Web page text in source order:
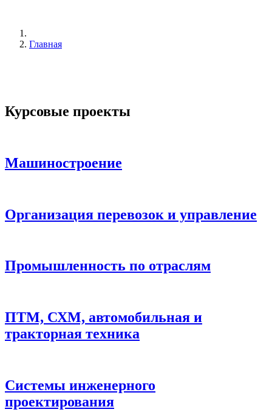
Главная
Курсовые проекты
Машиностроение
Организация перевозок и управление
Промышленность по отраслям
ПТМ, СХМ, автомобильная и
тракторная техника
Системы инженерного
проектирования